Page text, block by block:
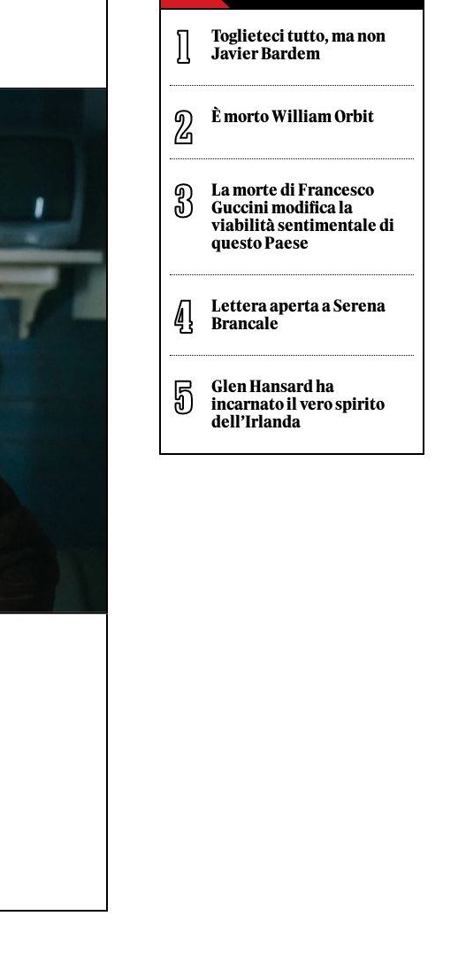
Toglieteci tutto, ma non
Javier Bardem
È morto William Orbit
La morte di Francesco
Guccini modifica la
viabilità sentimentale di
questo Paese
Lettera aperta a Serena
Brancale
Glen Hansard ha
incarnato il vero spirito
dell’Irlanda